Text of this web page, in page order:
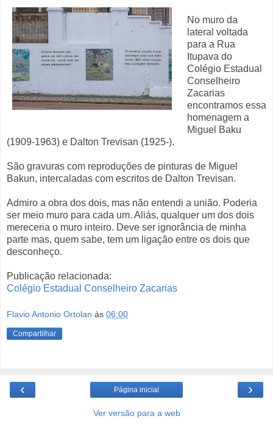
No muro da
lateral voltada
para a Rua
Itupava do
Colégio Estadual
Conselheiro
Zacarias
encontramos essa
homenagem a
Miguel Baku
(1909-1963) e Dalton Trevisan (1925-).
São gravuras com reproduções de pinturas de Miguel
Bakun, intercaladas com escritos de Dalton Trevisan.
Admiro a obra dos dois, mas não entendi a união. Poderia
ser meio muro para cada um. Aliás, qualquer um dos dois
mereceria o muro inteiro. Deve ser ignorância de minha
parte mas, quem sabe, tem um ligação entre os dois que
desconheço.
Publicação relacionada:
Colégio Estadual Conselheiro Zacarias
Flavio Antonio Ortolan às 06:00
Compartilhar
‹ ›
Página inicial
Ver versão para a web